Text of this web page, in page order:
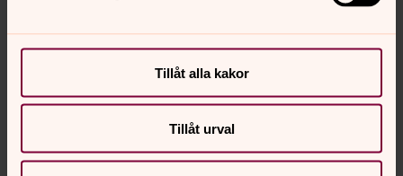
Tillåt alla kakor
Tillåt urval
E-post:anki.liden@svenskakyrkan.se